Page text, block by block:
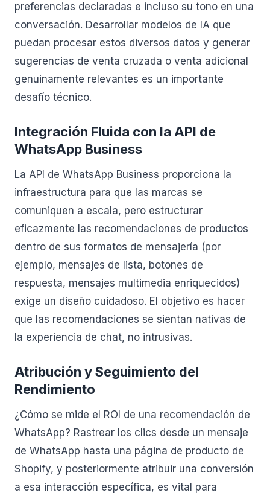
preferencias declaradas e incluso su tono en una
conversación. Desarrollar modelos de IA que
puedan procesar estos diversos datos y generar
sugerencias de venta cruzada o venta adicional
genuinamente relevantes es un importante
desafío técnico.
Integración Fluida con la API de
WhatsApp Business
La API de WhatsApp Business proporciona la
infraestructura para que las marcas se
comuniquen a escala, pero estructurar
eficazmente las recomendaciones de productos
dentro de sus formatos de mensajería (por
ejemplo, mensajes de lista, botones de
respuesta, mensajes multimedia enriquecidos)
exige un diseño cuidadoso. El objetivo es hacer
que las recomendaciones se sientan nativas de
la experiencia de chat, no intrusivas.
Atribución y Seguimiento del
Rendimiento
¿Cómo se mide el ROI de una recomendación de
WhatsApp? Rastrear los clics desde un mensaje
de WhatsApp hasta una página de producto de
Shopify, y posteriormente atribuir una conversión
a esa interacción específica, es vital para